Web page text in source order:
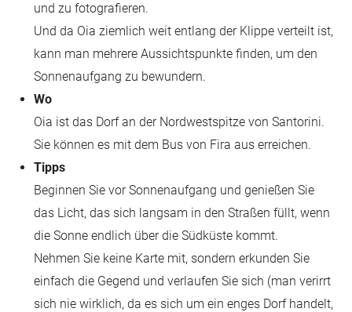
und zu fotografieren.
Und da Oia ziemlich weit entlang der Klippe verteilt ist,
kann man mehrere Aussichtspunkte finden, um den
Sonnenaufgang zu bewundern.
Wo
Oia ist das Dorf an der Nordwestspitze von Santorini.
Sie können es mit dem Bus von Fira aus erreichen.
Tipps
Beginnen Sie vor Sonnenaufgang und genießen Sie
das Licht, das sich langsam in den Straßen füllt, wenn
die Sonne endlich über die Südküste kommt.
Nehmen Sie keine Karte mit, sondern erkunden Sie
einfach die Gegend und verlaufen Sie sich (man verirrt
sich nie wirklich, da es sich um ein enges Dorf handelt,